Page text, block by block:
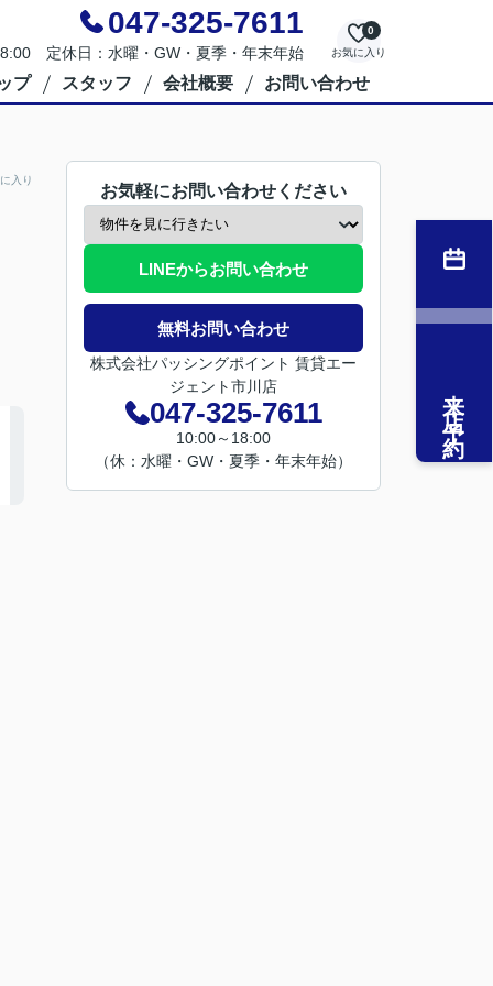
047-325-7611
定休日：水曜・GW・夏季・年末年始 お気に入り
0
プ スタッフ 会社概要 お問い合わせ
入り
お気軽にお問い合わせください
LINEからお問い合わせ
無料お問い合わせ
株式会社パッシングポイント 賃貸エー
ジェント市川店
047-325-7611
10:00～18:00
（休：水曜・GW・夏季・年末年始）
来店予約